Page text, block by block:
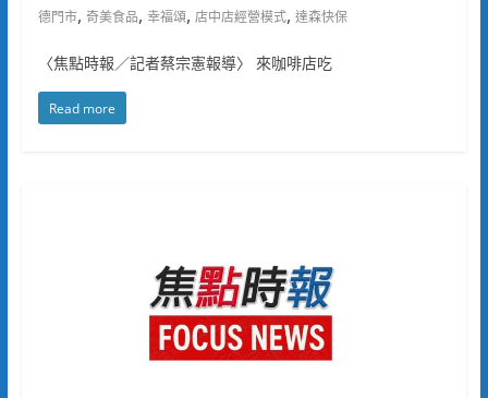
德門市, 奇美食品, 幸福頌, 店中店經營模式, 達森快保
〈焦點時報／記者蔡宗憲報導〉 來咖啡店吃
Read more